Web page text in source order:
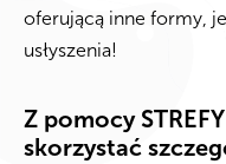
oferującą inne formy,
usłyszenia!
Z pomocy
skorzystać